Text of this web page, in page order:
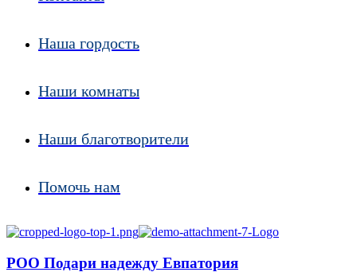
Наша гордость
Наши комнаты
Наши благотворители
Помочь нам
РОО Подари надежду Евпатория